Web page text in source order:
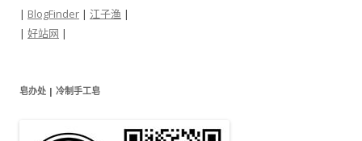
| BlogFinder | 江子渔 |
| 好站网 |
皂办处 | 冷制手工皂